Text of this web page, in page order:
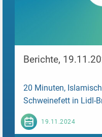
Berichte,
20 Minuten,
Schweinefett in Lidl-
19.11.2024